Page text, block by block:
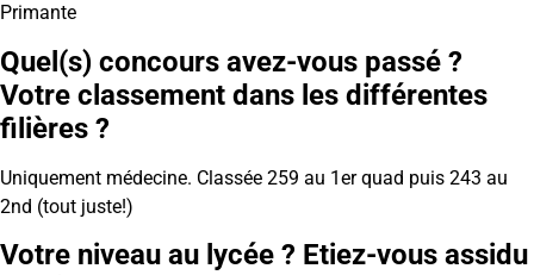
Primante
Quel(s) concours avez-vous passé ?
Votre classement dans les différentes
filières ?
Uniquement médecine. Classée 259 au 1er quad puis 243 au
2nd (tout juste!)
Votre niveau au lycée ? Etiez-vous assidu